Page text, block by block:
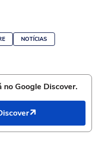
NOTÍCIAS
Google Discover.